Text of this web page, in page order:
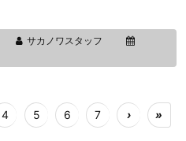
サカノワスタッフ
4 5 6 7 › »